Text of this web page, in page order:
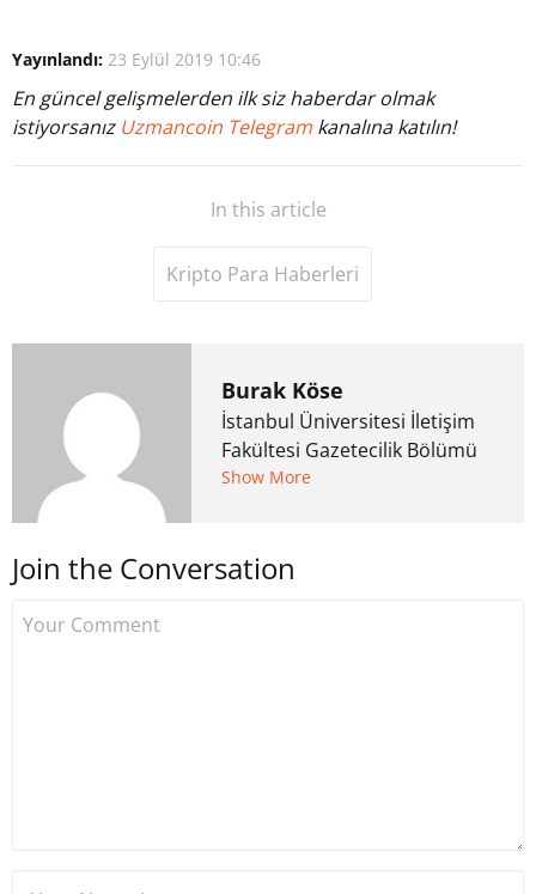
Yayınlandı: 23 Eylül 2019 10:46
En güncel gelişmelerden ilk siz haberdar olmak
istiyorsanız Uzmancoin Telegram kanalına katılın!
In this article
Kripto Para Haberleri
Burak Köse
İstanbul Üniversitesi İletişim
Fakültesi Gazetecilik Bölümü
mezunu. 6 yıl ana akım
kurdu. 2017'nin Mayıs ayından
Show More
Join the Conversation